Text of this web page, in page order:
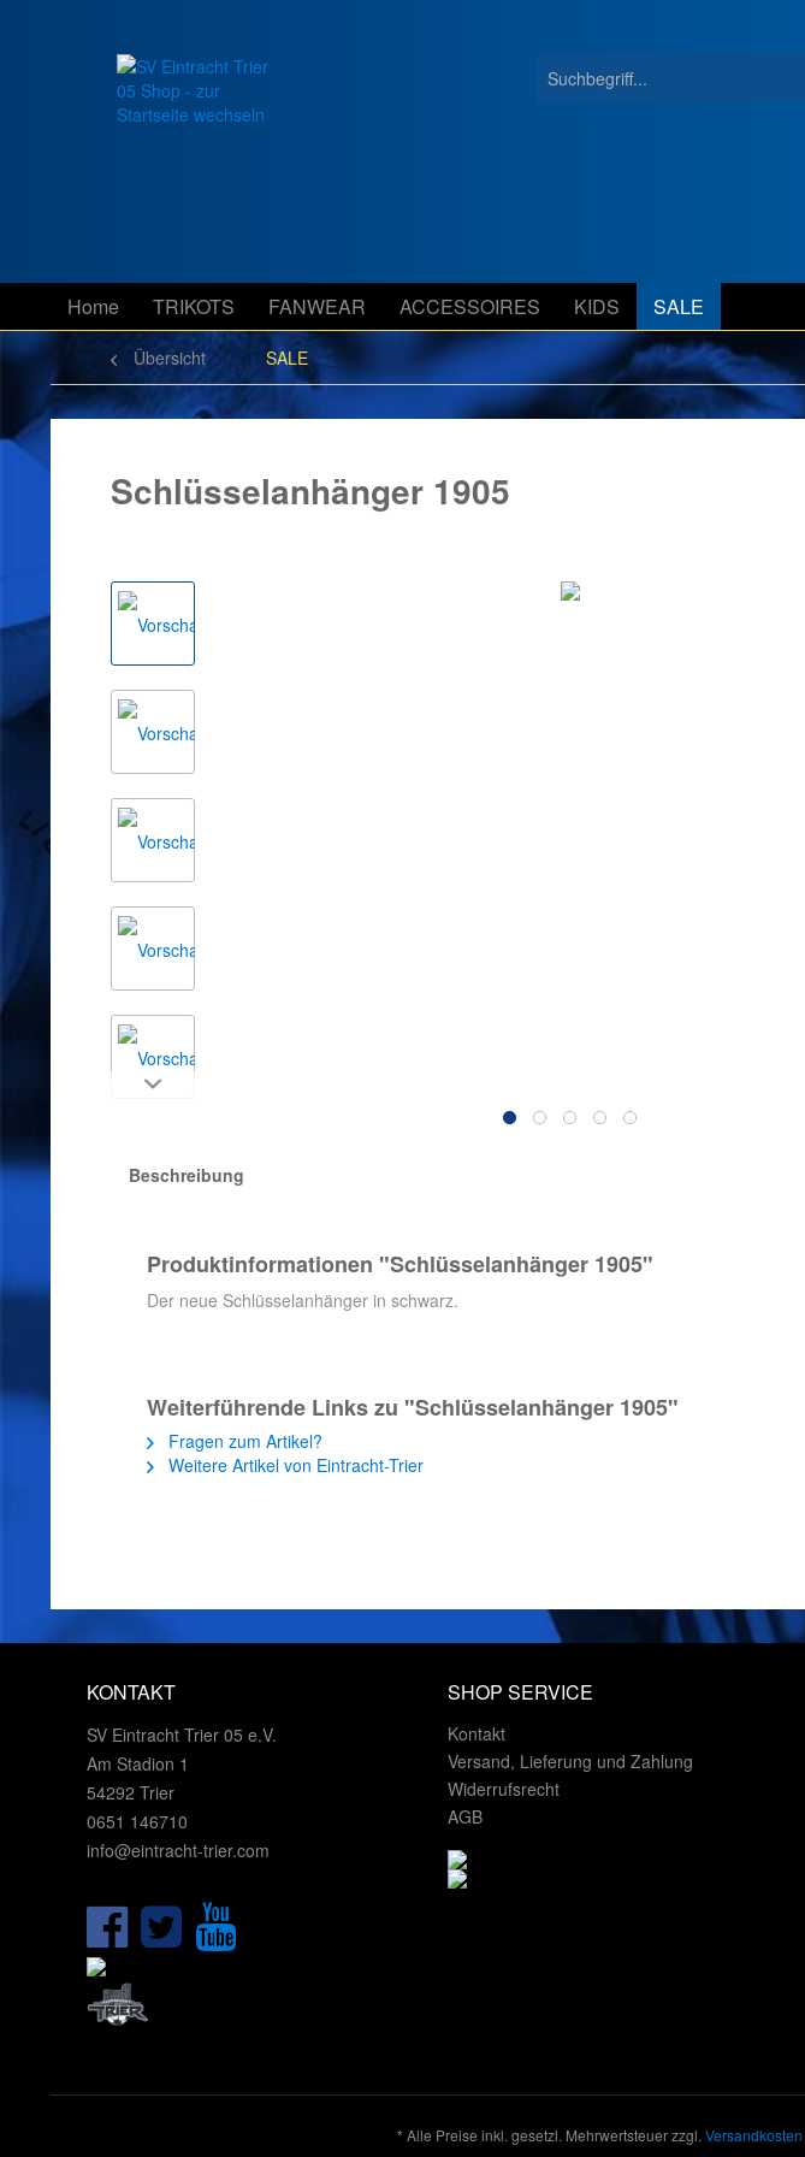
Home TRIKOTS FANWEAR ACCESSOIRES KIDS SALE
Übersicht SALE
Schlüsselanhänger 1905
Beschreibung
Produktinformationen "Schlüsselanhänger 1905"
Der neue Schlüsselanhänger in schwarz.
Weiterführende Links zu "Schlüsselanhänger 1905"
Fragen zum Artikel?
Weitere Artikel von Eintracht-Trier
KONTAKT
SV Eintracht Trier 05 e.V.
Am Stadion 1
54292 Trier
0651 146710
info@eintracht-trier.com
SHOP SERVICE
Kontakt
Versand, Lieferung und Zahlung
Widerrufsrecht
AGB
* Alle Preise inkl. gesetzl. Mehrwertsteuer zzgl. Versandkosten